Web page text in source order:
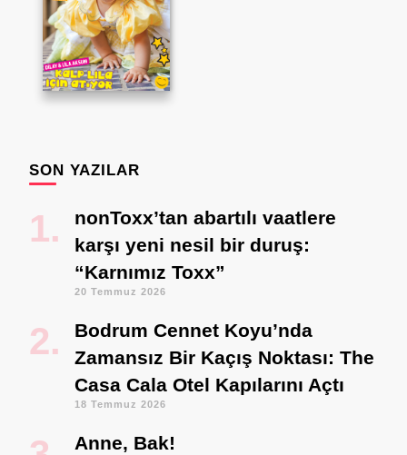
SON YAZILAR
nonToxx’tan abartılı vaatlere
karşı yeni nesil bir duruş:
“Karnımız Toxx”
20 Temmuz 2026
Bodrum Cennet Koyu’nda
Zamansız Bir Kaçış Noktası: The
Casa Cala Otel Kapılarını Açtı
18 Temmuz 2026
Anne, Bak!